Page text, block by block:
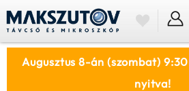
Augusztus 8-án (szombat)
nyitva!